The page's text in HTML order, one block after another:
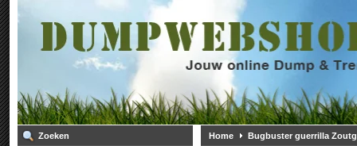
Zoeken Home Bugbuster guerrilla